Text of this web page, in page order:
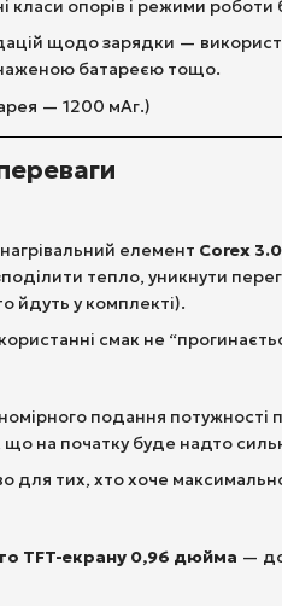
опорів і режими роботи
щодо зарядки —
батареєю тощо.
— 1200 мАг.)
елемент Corex 3.0
тепло, уникнути
йдуть у комплекті).
смак не
подання потужності
на початку буде надто
для тих, хто хоче
TFT-екрану 0,96 дюйма —